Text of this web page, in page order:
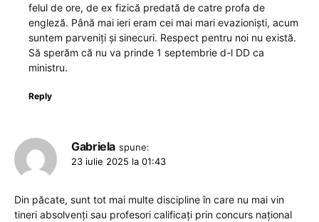
felul de ore, de ex fizică predată de catre profa de
engleză. Până mai ieri eram cei mai mari evazioniști, acum
suntem parveniți și sinecuri. Respect pentru noi nu există.
Să sperăm că nu va prinde 1 septembrie d-l DD ca
ministru.
Reply
Gabriela spune:
23 iulie 2025 la 01:43
Din păcate, sunt tot mai multe discipline în care nu mai vin
tineri absolvenți sau profesori calificați prin concurs național